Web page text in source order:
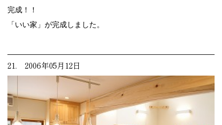
完成！！
「いい家」が完成しました。
21. 2006年05月12日